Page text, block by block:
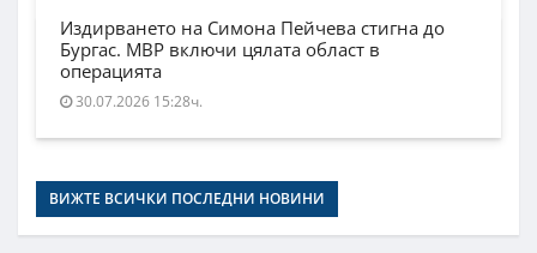
Издирването на Симона Пейчева стигна до
Бургас. МВР включи цялата област в
операцията
30.07.2026 15:28ч.
ВИЖТЕ ВСИЧКИ ПОСЛЕДНИ НОВИНИ